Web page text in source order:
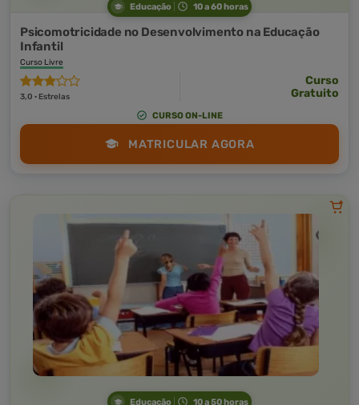
Educação 10 a 60 horas
Psicomotricidade no Desenvolvimento na Educação
Infantil
Curso Livre
3,0 · Estrelas
Curso
Gratuito
CURSO ON-LINE
MATRICULAR AGORA
Educação 10 a 50 horas